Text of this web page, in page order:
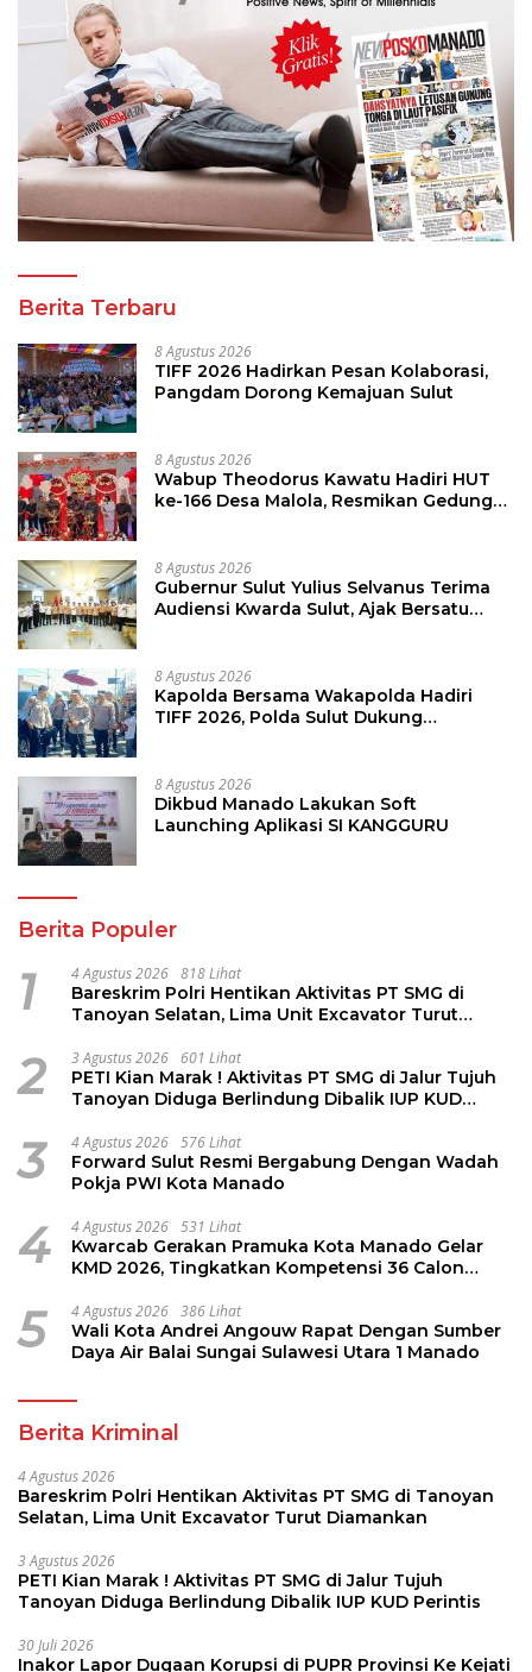
Berita Terbaru
8 Agustus 2026
TIFF 2026 Hadirkan Pesan Kolaborasi,
Pangdam Dorong Kemajuan Sulut
8 Agustus 2026
Wabup Theodorus Kawatu Hadiri HUT
ke-166 Desa Malola, Resmikan Gedung
8 Agustus 2026
Gubernur Sulut Yulius Selvanus Terima
Audiensi Kwarda Sulut, Ajak Bersatu
8 Agustus 2026
Kapolda Bersama Wakapolda Hadiri
TIFF 2026, Polda Sulut Dukung
8 Agustus 2026
Dikbud Manado Lakukan Soft
Launching Aplikasi SI KANGGURU
Berita Populer
1 4 Agustus 2026 818 Lihat
Bareskrim Polri Hentikan Aktivitas PT SMG di
Tanoyan Selatan, Lima Unit Excavator Turut
2 3 Agustus 2026 601 Lihat
PETI Kian Marak ! Aktivitas PT SMG di Jalur Tujuh
Tanoyan Diduga Berlindung Dibalik IUP KUD
3 4 Agustus 2026 576 Lihat
Forward Sulut Resmi Bergabung Dengan Wadah
Pokja PWI Kota Manado
4 4 Agustus 2026 531 Lihat
Kwarcab Gerakan Pramuka Kota Manado Gelar
KMD 2026, Tingkatkan Kompetensi 36 Calon
5 4 Agustus 2026 386 Lihat
Wali Kota Andrei Angouw Rapat Dengan Sumber
Daya Air Balai Sungai Sulawesi Utara 1 Manado
Berita Kriminal
4 Agustus 2026
Bareskrim Polri Hentikan Aktivitas PT SMG di Tanoyan
Selatan, Lima Unit Excavator Turut Diamankan
3 Agustus 2026
PETI Kian Marak ! Aktivitas PT SMG di Jalur Tujuh
Tanoyan Diduga Berlindung Dibalik IUP KUD Perintis
30 Juli 2026
Inakor Lapor Dugaan Korupsi di PUPR Provinsi Ke Kejati